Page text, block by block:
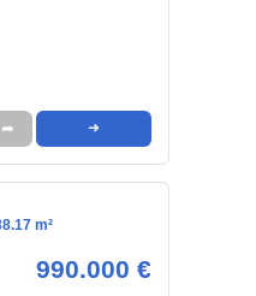
➦ ➜
m²
990.000 €